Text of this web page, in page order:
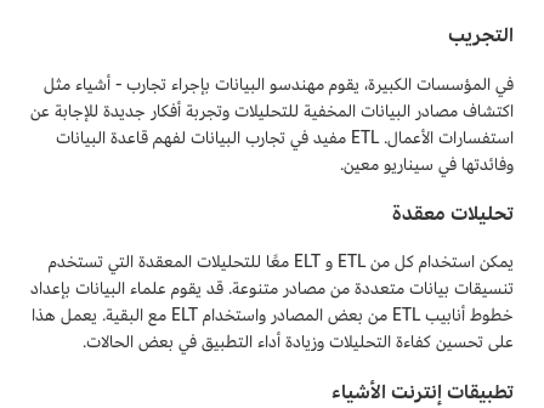
التجريب
في المؤسسات الكبيرة، يقوم مهندسو البيانات بإجراء تجارب - أشياء مثل
اكتشاف مصادر البيانات المخفية للتحليلات وتجربة أفكار جديدة للإجابة عن
استفسارات الأعمال. ETL مفيد في تجارب البيانات لفهم قاعدة البيانات
وفائدتها في سيناريو معين.
تحليلات معقدة
يمكن استخدام كل من ETL و ELT معًا للتحليلات المعقدة التي تستخدم
تنسيقات بيانات متعددة من مصادر متنوعة. قد يقوم علماء البيانات بإعداد
خطوط أنابيب ETL من بعض المصادر واستخدام ELT مع البقية. يعمل هذا
على تحسين كفاءة التحليلات وزيادة أداء التطبيق في بعض الحالات.
تطبيقات إنترنت الأشياء